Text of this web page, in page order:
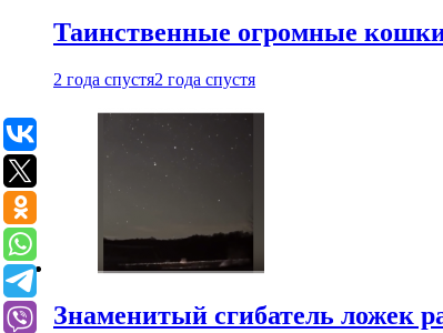
Таинственные огромные
2 года спустя2 года спустя
Знаменитый сгибатель ложек